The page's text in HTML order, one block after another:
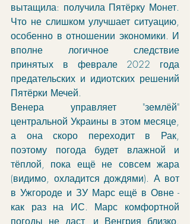
вытащила: получила Пятёрку Монет.
Что не слишком улучшает ситуацию,
особенно в отношении экономики. И
вполне логичное следствие
принятых в феврале 2022 года
предательских и идиотских решений
Пятёрки Мечей.
Венера управляет "землёй"
центральной Украины в этом месяце,
а она скоро переходит в Рак,
поэтому погода будет влажной и
тёплой, пока ещё не совсем жара
(видимо, охладится дождями). А вот
в Ужгороде и ЗУ Марс ещё в Овне -
как раз на ИС. Марс комфортной
погоды не даст, и Венгрия близко.